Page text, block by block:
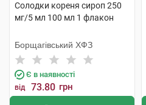
Солодки кореня сироп 250
мг/5 мл 100 мл 1 флакон
Борщагівський ХФЗ
Є в наявності
від 73.80 грн